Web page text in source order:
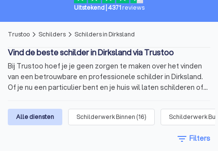
Uitstekend| 4371 reviews
Trustoo arrow_forward_ios Schilders arrow_forward_ios Schilders in Dirksland
Vind de beste schilder in Dirksland via Trustoo
Bij Trustoo hoef je je geen zorgen te maken over het vinden
van een betrouwbare en professionele schilder in Dirksland.
Of je nu een particulier bent en je huis wil laten schilderen of
nastreeft. Trustoo biedt een selectie van ervaren schilders in
Dirksland die vakkundig werk leveren en betrouwbaar zijn. Of
Alle diensten Schilderwerk Binnen (16) Schilderwerk
filter_list Filters